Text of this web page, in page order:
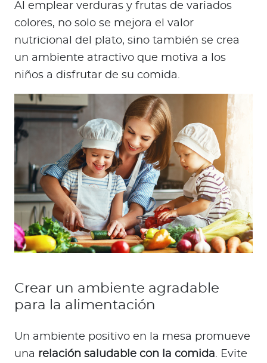
Al emplear verduras y frutas de variados
colores, no solo se mejora el valor
nutricional del plato, sino también se crea
un ambiente atractivo que motiva a los
niños a disfrutar de su comida.
Crear un ambiente agradable
para la alimentación
Un ambiente positivo en la mesa promueve
una relación saludable con la comida. Evite